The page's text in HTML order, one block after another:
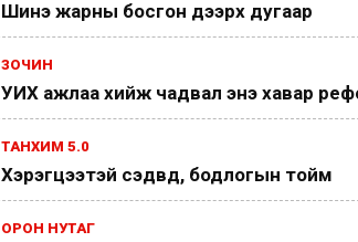
Шинэ жарны босгон дээрх дугаар
ЗОЧИН
УИХ ажлаа хийж чадвал энэ хавар
ТАНХИМ 5.0
Хэрэгцээтэй сэдвүүд, бодлогын тойм
ОРОН НУТАГ